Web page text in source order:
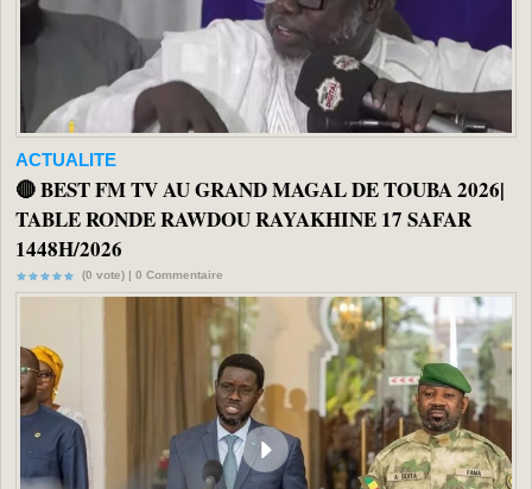
ACTUALITE
🔴 BEST FM TV AU GRAND MAGAL DE TOUBA 2026|
TABLE RONDE RAWDOU RAYAKHINE 17 SAFAR
1448H/2026
(0 vote) | 0 Commentaire